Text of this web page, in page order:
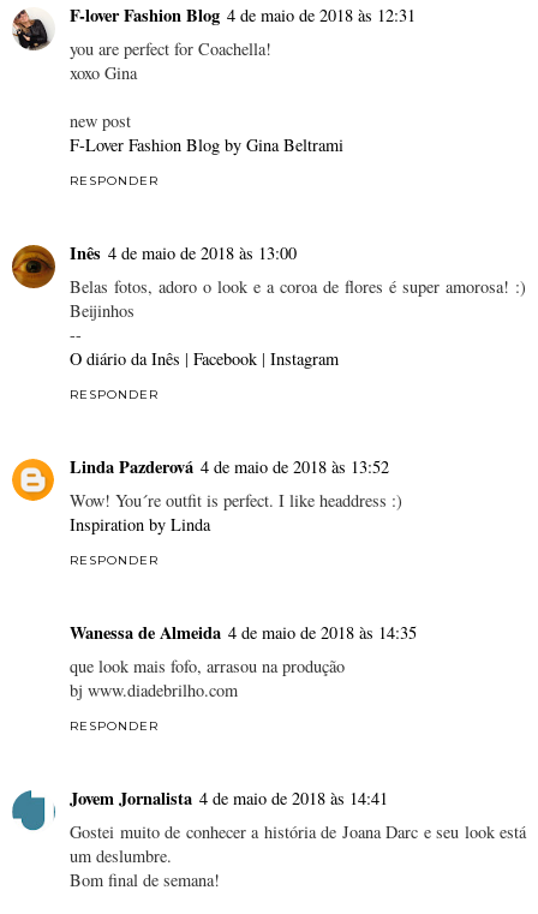
F-lover Fashion Blog 4 de maio de 2018 às 12:31
you are perfect for Coachella!
xoxo Gina
new post
F-Lover Fashion Blog by Gina Beltrami
RESPONDER
Inês 4 de maio de 2018 às 13:00
Belas fotos, adoro o look e a coroa de flores é super amorosa! :)
Beijinhos
--
O diário da Inês | Facebook | Instagram
RESPONDER
Linda Pazderová 4 de maio de 2018 às 13:52
Wow! You´re outfit is perfect. I like headdress :)
Inspiration by Linda
RESPONDER
Wanessa de Almeida 4 de maio de 2018 às 14:35
que look mais fofo, arrasou na produção
bj www.diadebrilho.com
RESPONDER
Jovem Jornalista 4 de maio de 2018 às 14:41
Gostei muito de conhecer a história de Joana Darc e seu look está
um deslumbre.
Bom final de semana!